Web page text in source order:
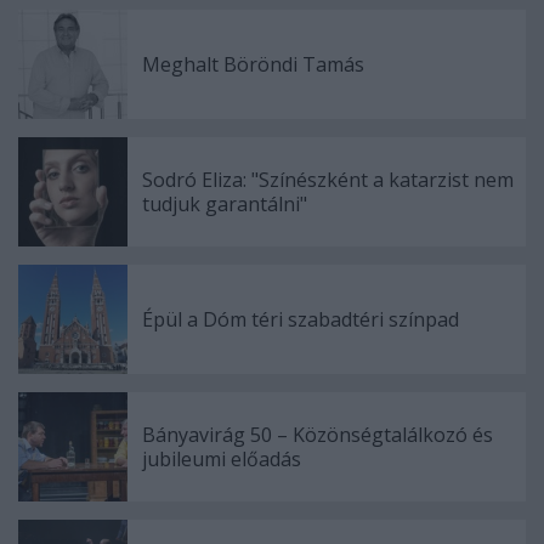
Meghalt Böröndi Tamás
Sodró Eliza: "Színészként a katarzist nem
tudjuk garantálni"
Épül a Dóm téri szabadtéri színpad
Bányavirág 50 – Közönségtalálkozó és
jubileumi előadás